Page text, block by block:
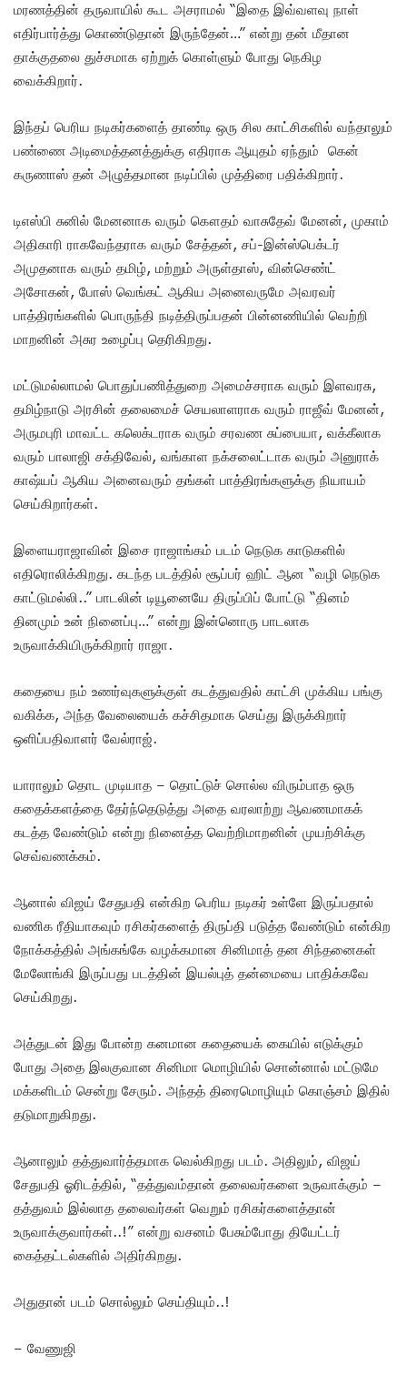
மரணத்தின் தருவாயில் கூட அசராமல் “இதை இவ்வளவு நாள்
எதிர்பார்த்து கொண்டுதான் இருந்தேன்…” என்று தன் மீதான
தாக்குதலை துச்சமாக ஏற்றுக் கொள்ளும் போது நெகிழ
வைக்கிறார்.
இந்தப் பெரிய நடிகர்களைத் தாண்டி ஒரு சில காட்சிகளில் வந்தாலும்
பண்ணை அடிமைத்தனத்துக்கு எதிராக ஆயுதம் ஏந்தும் கென்
கருணாஸ் தன் அழுத்தமான நடிப்பில் முத்திரை பதிக்கிறார்.
டிஎஸ்பி சுனில் மேனனாக வரும் கௌதம் வாசுதேவ் மேனன், முகாம்
அதிகாரி ராகவேந்தராக வரும் சேத்தன், சப்-இன்ஸ்பெக்டர்
அமுதனாக வரும் தமிழ், மற்றும் அருள்தாஸ், வின்செண்ட்
அசோகன், போஸ் வெங்கட் ஆகிய அனைவருமே அவரவர்
பாத்திரங்களில் பொருந்தி நடித்திருப்பதன் பின்னணியில் வெற்றி
மாறனின் அசுர உழைப்பு தெரிகிறது.
மட்டுமல்லாமல் பொதுப்பணித்துறை அமைச்சராக வரும் இளவரசு,
தமிழ்நாடு அரசின் தலைமைச் செயலாளராக வரும் ராஜீவ் மேனன்,
அருமபுரி மாவட்ட கலெக்டராக வரும் சரவண சுப்பையா, வக்கீலாக
வரும் பாலாஜி சக்திவேல், வங்காள நக்சலைட்டாக வரும் அனுராக்
காஷ்யப் ஆகிய அனைவரும் தங்கள் பாத்திரங்களுக்கு நியாயம்
செய்கிறார்கள்.
இளையராஜாவின் இசை ராஜாங்கம் படம் நெடுக காடுகளில்
எதிரொலிக்கிறது. கடந்த படத்தில் சூப்பர் ஹிட் ஆன “வழி நெடுக
காட்டுமல்லி..” பாடலின் டியூனையே திருப்பிப் போட்டு “தினம்
தினமும் உன் நினைப்பு…” என்று இன்னொரு பாடலாக
உருவாக்கியிருக்கிறார் ராஜா.
கதையை நம் உணர்வுகளுக்குள் கடத்துவதில் காட்சி முக்கிய பங்கு
வகிக்க, அந்த வேலையைக் கச்சிதமாக செய்து இருக்கிறார்
ஒளிப்பதிவாளர் வேல்ராஜ்.
யாராலும் தொட முடியாத – தொட்டுச் சொல்ல விரும்பாத ஒரு
கதைக்களத்தை தேர்ந்தெடுத்து அதை வரலாற்று ஆவணமாகக்
கடத்த வேண்டும் என்று நினைத்த வெற்றிமாறனின் முயற்சிக்கு
செவ்வணக்கம்.
ஆனால் விஜய் சேதுபதி என்கிற பெரிய நடிகர் உள்ளே இருப்பதால்
வணிக ரீதியாகவும் ரசிகர்களைத் திருப்தி படுத்த வேண்டும் என்கிற
நோக்கத்தில் அங்கங்கே வழக்கமான சினிமாத் தன சிந்தனைகள்
மேலோங்கி இருப்பது படத்தின் இயல்புத் தன்மையை பாதிக்கவே
செய்கிறது.
அத்துடன் இது போன்ற கனமான கதையைக் கையில் எடுக்கும்
போது அதை இலகுவான சினிமா மொழியில் சொன்னால் மட்டுமே
மக்களிடம் சென்று சேரும். அந்தத் திரைமொழியும் கொஞ்சம் இதில்
தடுமாறுகிறது.
ஆனாலும் தத்துவார்த்தமாக வெல்கிறது படம். அதிலும், விஜய்
சேதுபதி ஓரிடத்தில், “தத்துவம்தான் தலைவர்களை உருவாக்கும் –
தத்துவம் இல்லாத தலைவர்கள் வெறும் ரசிகர்களைத்தான்
உருவாக்குவார்கள்..!” என்று வசனம் பேசும்போது தியேட்டர்
கைத்தட்டல்களில் அதிர்கிறது.
அதுதான் படம் சொல்லும் செய்தியும்..!
– வேணுஜி